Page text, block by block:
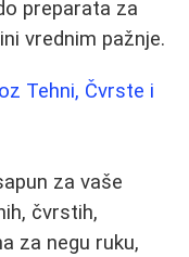
preparata za
vrednim pažnje.
Tehni, Čvrste i
za vaše
čvrstih,
za negu ruku,